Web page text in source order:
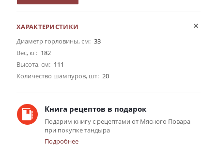
ХАРАКТЕРИСТИКИ
Диаметр горловины, см: 33
Вес, кг: 182
Высота, см: 111
Количество шампуров, шт: 20
Книга рецептов в подарок
Подарим книгу с рецептами от Мясного Повара
при покупке тандыра
Подробнее